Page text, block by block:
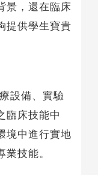
景，還在臨床
提供學生寶貴
設備、實驗
臨床技能中
境中進行實地
技能。